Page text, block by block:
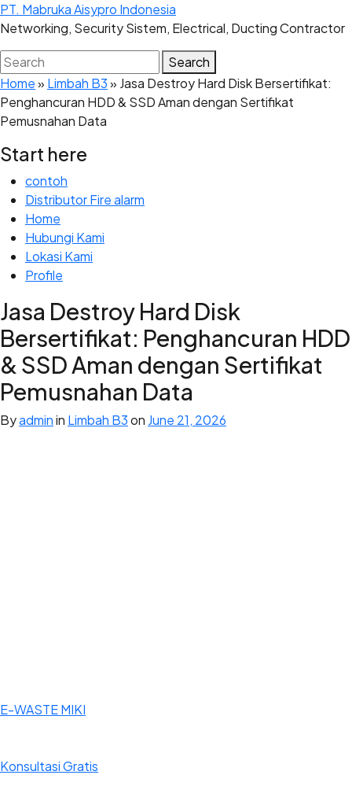
Skip
to
content
PT. Mabruka Aisypro Indonesia
Networking, Security Sistem, Electrical, Ducting Contractor
Search
for:
Search
Home» Limbah B3» Jasa Destroy Hard Disk Bersertifikat:
Penghancuran HDD & SSD Aman dengan Sertifikat
Pemusnahan Data
Start here
contoh
Distributor Fire alarm
Home
Hubungi Kami
Lokasi Kami
Profile
Jasa Destroy Hard Disk
Bersertifikat: Penghancuran HDD
& SSD Aman dengan Sertifikat
Pemusnahan Data
Byadminin Limbah B3on June 21, 2026
E-WASTE MIKI
Konsultasi Gratis